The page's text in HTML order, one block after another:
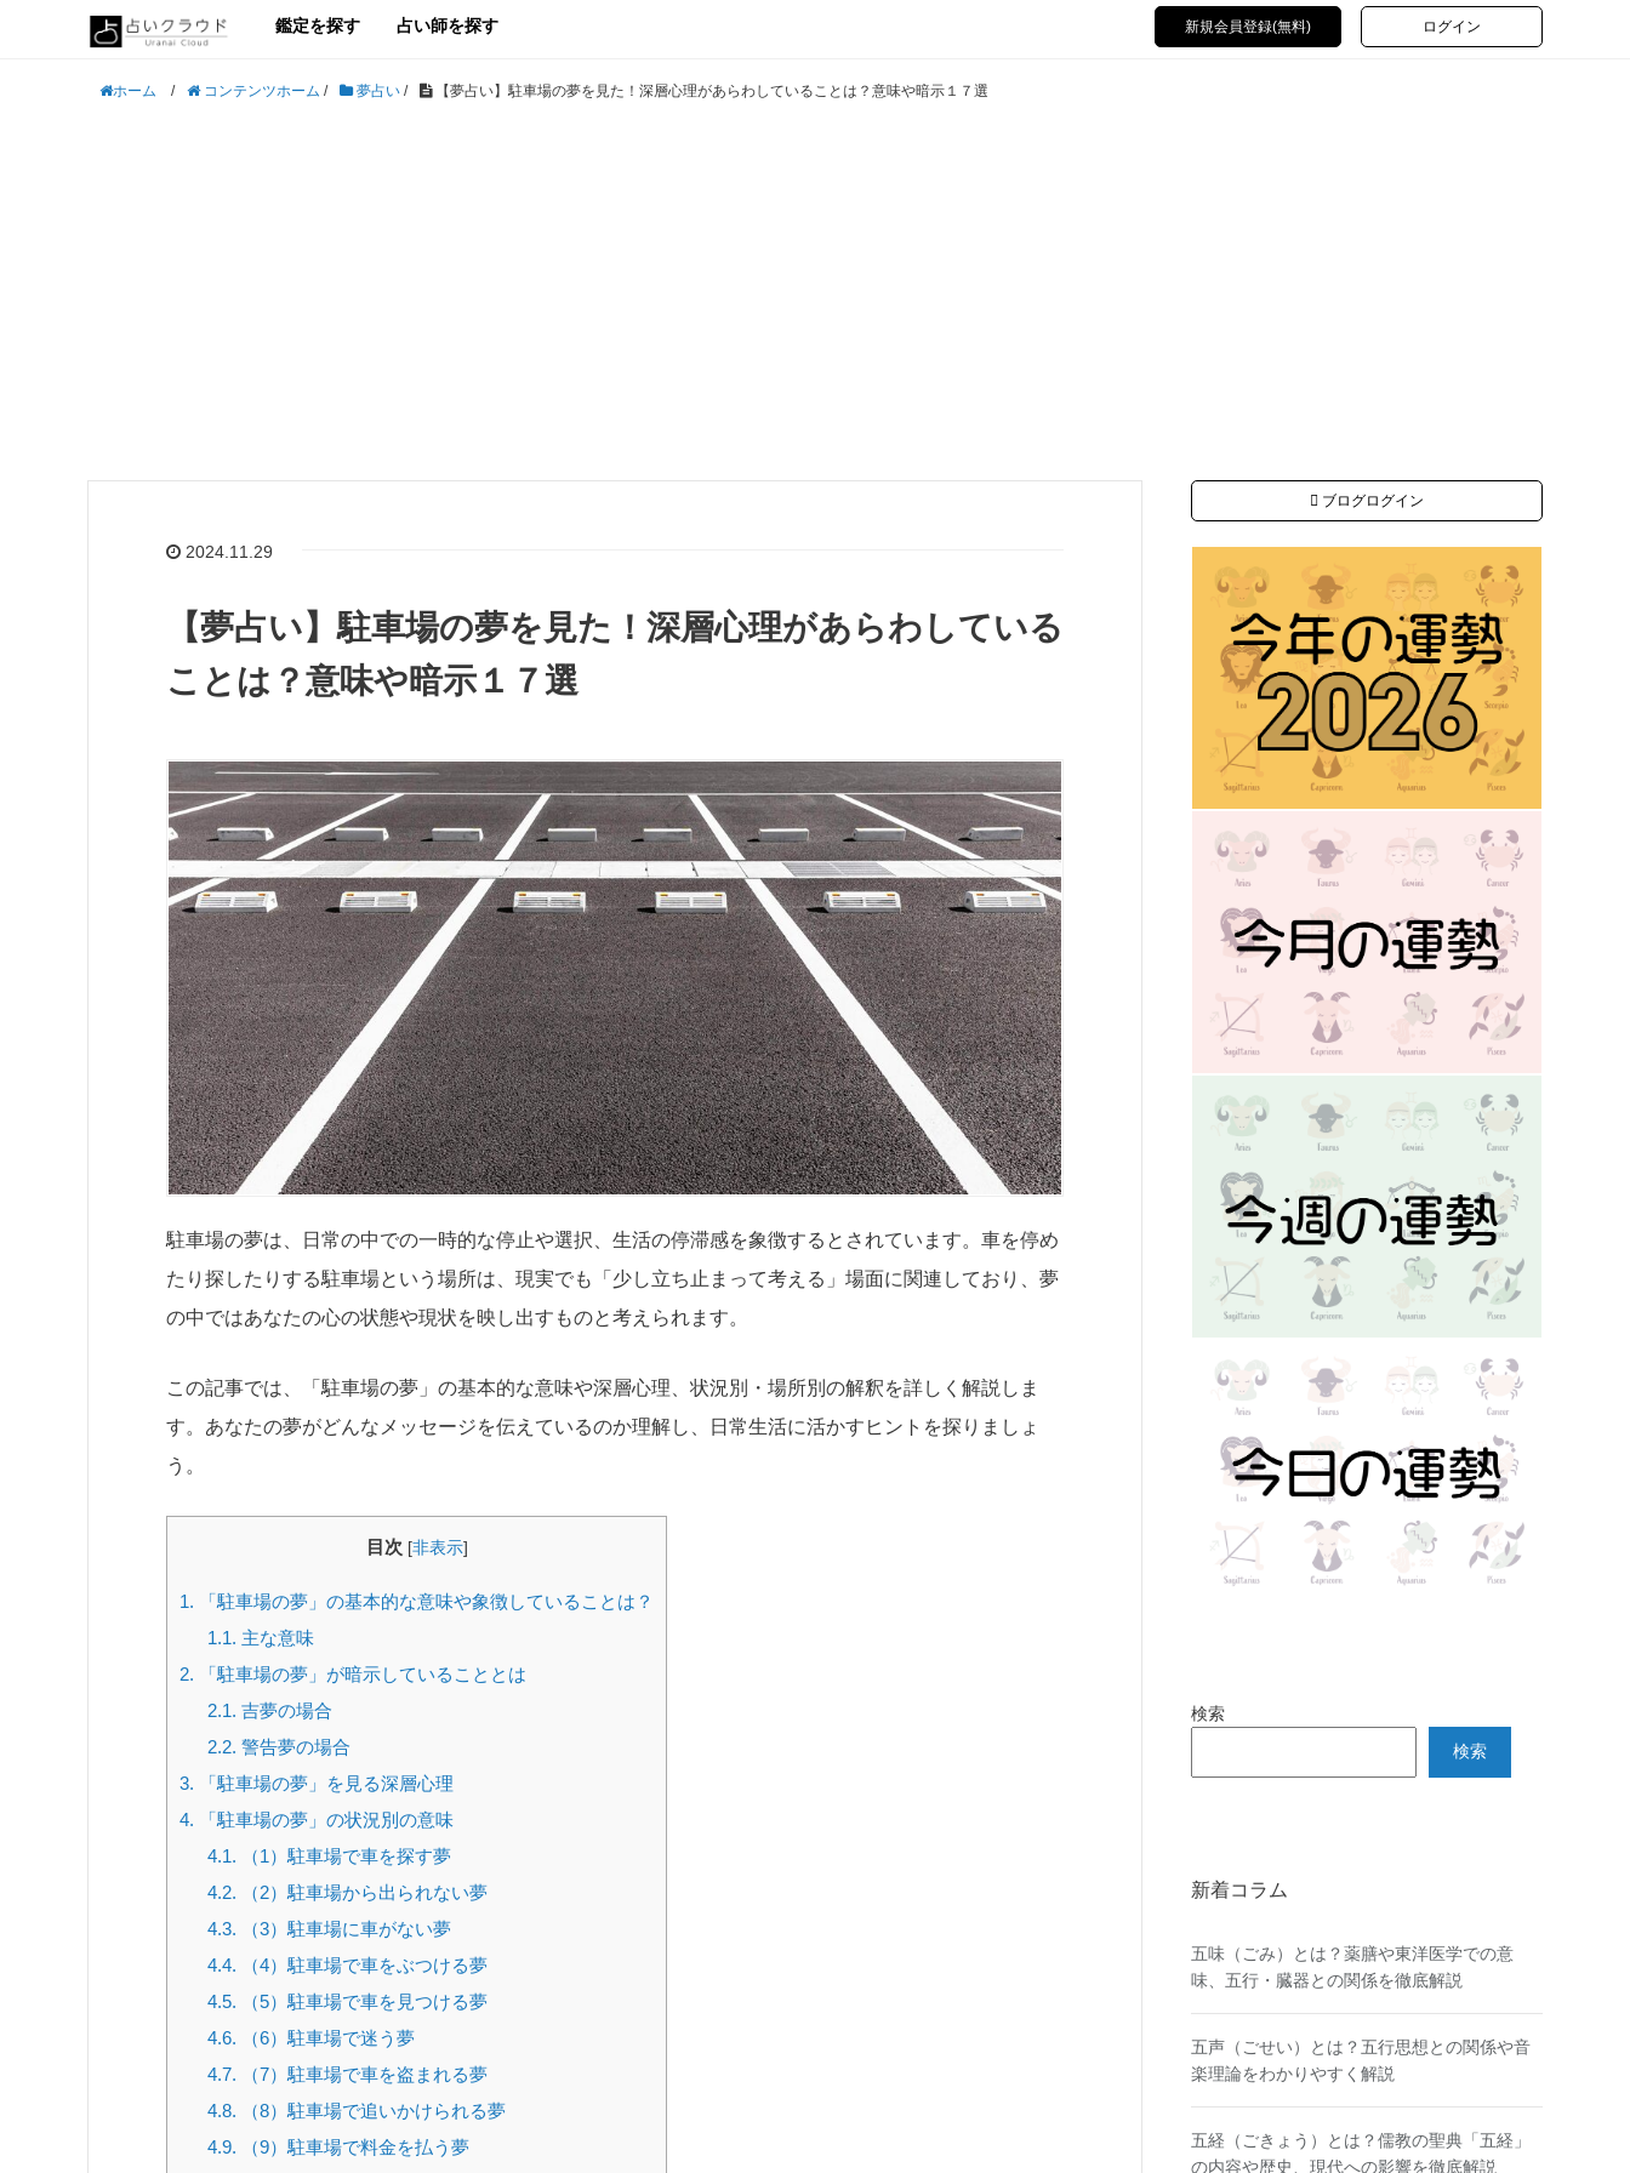
鑑定を探す 占い師を探す 新規会員登録(無料) ログイン
ホーム / コンテンツホーム / 夢占い / 【夢占い】駐車場の夢を見た！深層心理があらわしていることは？意味や暗示１７選
2024.11.29
【夢占い】駐車場の夢を見た！深層心理があらわしている
ことは？意味や暗示１７選
駐車場の夢は、日常の中での一時的な停止や選択、生活の停滞感を象徴するとされています。車を停め
たり探したりする駐車場という場所は、現実でも「少し立ち止まって考える」場面に関連しており、夢
の中ではあなたの心の状態や現状を映し出すものと考えられます。
この記事では、「駐車場の夢」の基本的な意味や深層心理、状況別・場所別の解釈を詳しく解説しま
す。あなたの夢がどんなメッセージを伝えているのか理解し、日常生活に活かすヒントを探りましょ
う。
目次 [非表示]
1. 「駐車場の夢」の基本的な意味や象徴していることは？
1.1. 主な意味
2. 「駐車場の夢」が暗示していることとは
2.1. 吉夢の場合
2.2. 警告夢の場合
3. 「駐車場の夢」を見る深層心理
4. 「駐車場の夢」の状況別の意味
4.1. （1）駐車場で車を探す夢
4.2. （2）駐車場から出られない夢
4.3. （3）駐車場に車がない夢
4.4. （4）駐車場で車をぶつける夢
4.5. （5）駐車場で車を見つける夢
4.6. （6）駐車場で迷う夢
4.7. （7）駐車場で車を盗まれる夢
4.8. （8）駐車場で追いかけられる夢
4.9. （9）駐車場で料金を払う夢
ブログログイン
検索
検索
新着コラム
五味（ごみ）とは？薬膳や東洋医学での意
味、五行・臓器との関係を徹底解説
五声（ごせい）とは？五行思想との関係や音
楽理論をわかりやすく解説
五経（ごきょう）とは？儒教の聖典「五経」
の内容や歴史、現代への影響を徹底解説